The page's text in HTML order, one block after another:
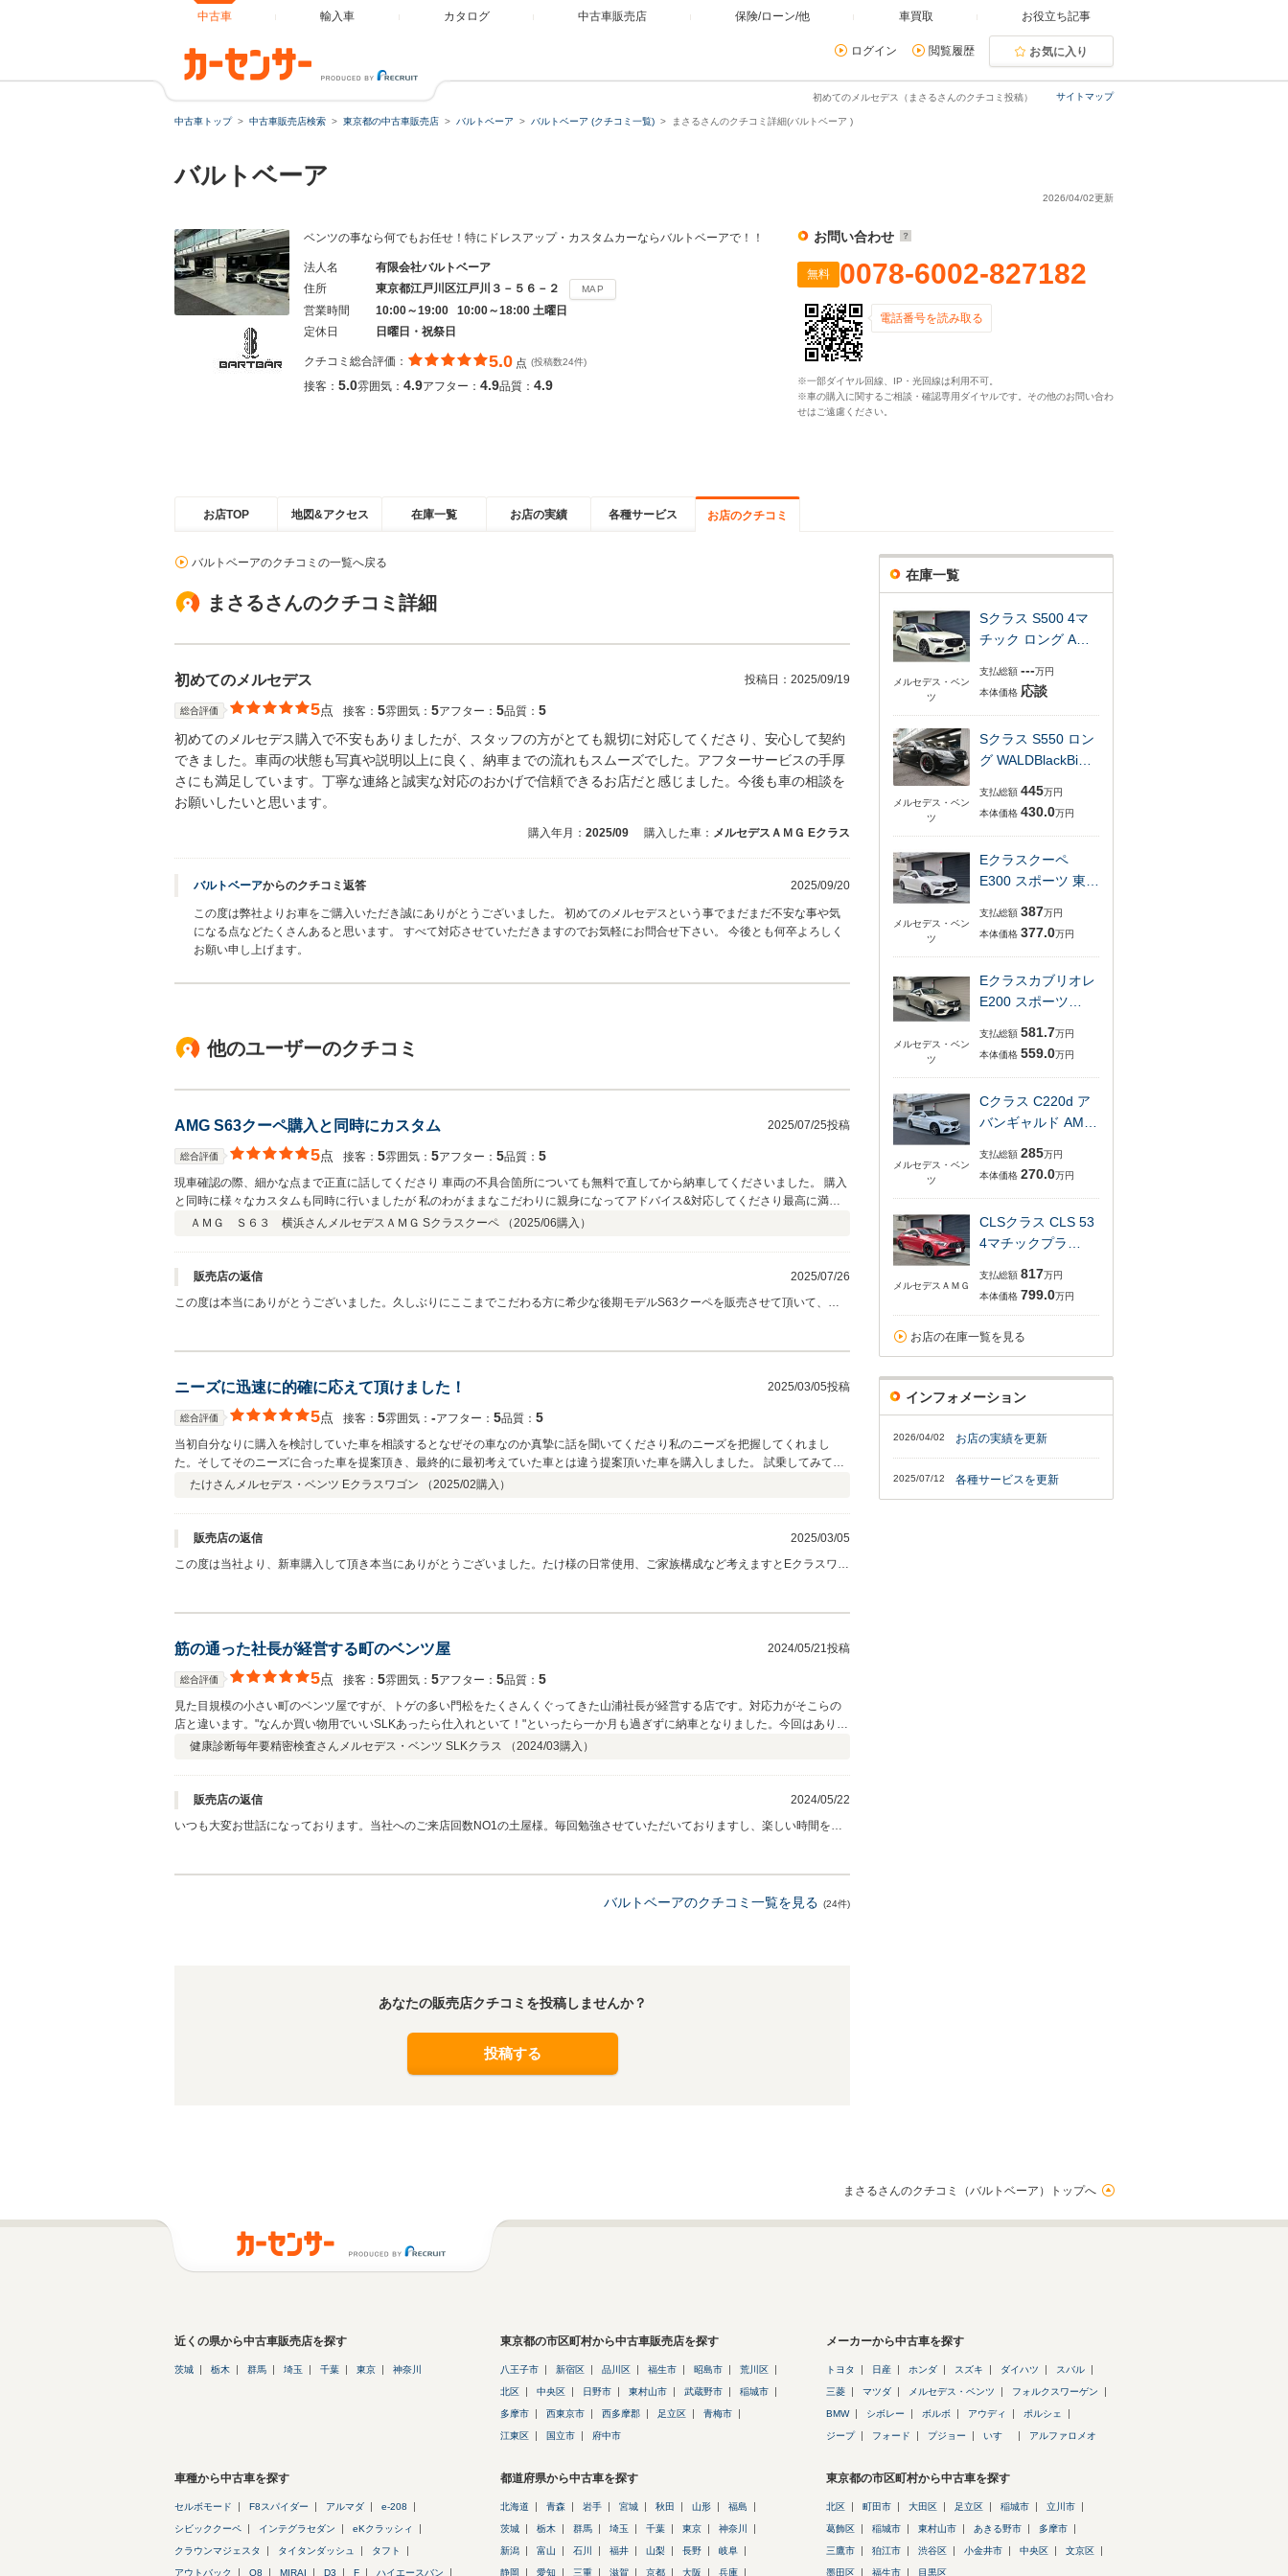
中古車 輸入車 カタログ 中古車販売店 保険/ローン/他 車買取 お役立ち記事
ログイン 閲覧履歴 お気に入り
サイトマップ
初めてのメルセデス（まさるさんのクチコミ投稿）
中古車トップ 中古車販売店検索 東京都の中古車販売店 バルトベーア バルトベーア (クチコミ一覧) まさるさんのクチコミ詳細(バルトベーア )
バルトベーア
2026/04/02更新
ベンツの事なら何でもお任せ！特にドレスアップ・カスタムカーならバルトベーアで！！
法人名
有限会社バルトベーア
住所
東京都江戸川区江戸川３－５６－２ MAP
営業時間
10:00～19:00 10:00～18:00 土曜日
定休日
日曜日・祝祭日
クチコミ総合評価： 5.0 点 (投稿数24件)
接客： 5.0雰囲気： 4.9アフター： 4.9品質： 4.9
お問い合わせ
無料 0078-6002-827182
電話番号を読み取る
※一部ダイヤル回線、IP・光回線は利用不可。
※車の購入に関するご相談・確認専用ダイヤルです。その他のお問い合わ
せはご遠慮ください。
お店TOP 地図&アクセス 在庫一覧 お店の実績 各種サービス お店のクチコミ
バルトベーアのクチコミの一覧へ戻る
まさるさんのクチコミ詳細
初めてのメルセデス 投稿日： 2025/09/19
総合評価 5点 接客： 5雰囲気： 5アフター： 5品質： 5
初めてのメルセデス購入で不安もありましたが、スタッフの方がとても親切に対応してくださり、安心して契約
できました。車両の状態も写真や説明以上に良く、納車までの流れもスムーズでした。アフターサービスの手厚
さにも満足しています。丁寧な連絡と誠実な対応のおかげで信頼できるお店だと感じました。今後も車の相談を
お願いしたいと思います。
購入年月： 2025/09 購入した車： メルセデスＡＭＧ Eクラス
バルトベーアからのクチコミ返答 2025/09/20
この度は弊社よりお車をご購入いただき誠にありがとうございました。 初めてのメルセデスという事でまだまだ不安な事や気
になる点などたくさんあると思います。 すべて対応させていただきますのでお気軽にお問合せ下さい。 今後とも何卒よろしく
お願い申し上げます。
他のユーザーのクチコミ
AMG S63クーペ購入と同時にカスタム 2025/07/25投稿
総合評価 5点 接客： 5雰囲気： 5アフター： 5品質： 5
現車確認の際、細かな点まで正直に話してくださり 車両の不具合箇所についても無料で直してから納車してくださいました。 購入
と同時に様々なカスタムも同時に行いましたが 私のわがままなこだわりに親身になってアドバイス&対応してくださり最高に満足
のいく仕上がりとなりました。また、納車までの間、カスタムや点検の進捗状況を画像で送ってくださり、ワクワク感が止まりま
トホームな感じで 代表の方の人柄がショップ全体に出ており どんな小さなことでも気軽に相談できるのも良い点です。 保証につい
ても、エンジン、ミッション、デフ等の部分からエアコン、パワーウィンドウ等の電装系までを含む安心の保証が付いており、実
ＡＭＧ Ｓ６３ 横浜さん メルセデスＡＭＧ Sクラスクーペ （2025/06購入）
販売店の返信
2025/07/26
この度は本当にありがとうございました。久しぶりにここまでこだわる方に希少な後期モデルS63クーペを販売させて頂いて、と
ニーズに迅速に的確に応えて頂けました！ 2025/03/05投稿
総合評価 5点 接客： 5雰囲気： ‐アフター： 5品質： 5
当初自分なりに購入を検討していた車を相談するとなぜその車なのか真摯に話を聞いてくださり私のニーズを把握してくれまし
た。そしてそのニーズに合った車を提案頂き、最終的に最初考えていた車とは違う提案頂いた車を購入しました。 試乗してみて、
まさに私のニーズとピッタリの車で驚くとともに、車庫の大きさなども細かく確認してくださり、実際購入後も困ることなく満足
ます。
たけさん メルセデス・ベンツ Eクラスワゴン （2025/02購入）
販売店の返信
2025/03/05
この度は当社より、新車購入して頂き本当にありがとうございました。たけ様の日常使用、ご家族構成など考えますとEクラスワゴ
筋の通った社長が経営する町のベンツ屋 2024/05/21投稿
総合評価 5点 接客： 5雰囲気： 5アフター： 5品質： 5
見た目規模の小さい町のベンツ屋ですが、トゲの多い門松をたくさんくぐってきた山浦社長が経営する店です。対応力がそこらの
店と違います。"なんか買い物用でいいSLKあったら仕入れといて！"といったら一か月も過ぎずに納車となりました。今回はありが
とうございました。
健康診断毎年要精密検査さん メルセデス・ベンツ SLKクラス （2024/03購入）
販売店の返信
2024/05/22
いつも大変お世話になっております。当社へのご来店回数NO1の土屋様。毎回勉強させていただいておりますし、楽しい時間をあ
バルトベーアのクチコミ一覧を見る (24件)
あなたの販売店クチコミを投稿しませんか？
投稿する
在庫一覧
メルセデス・ベン
ツ
Sクラス S500 4マ
チック ロング A…
支払総額 ---万円
本体価格 応談
メルセデス・ベン
ツ
Sクラス S550 ロン
グ WALDBlackBi…
支払総額 445万円
本体価格 430.0万円
メルセデス・ベン
ツ
Eクラスクーペ
E300 スポーツ 東…
支払総額 387万円
本体価格 377.0万円
メルセデス・ベン
ツ
Eクラスカブリオレ
E200 スポーツ…
支払総額 581.7万円
本体価格 559.0万円
メルセデス・ベン
ツ
Cクラス C220d ア
バンギャルド AM…
支払総額 285万円
本体価格 270.0万円
メルセデスＡＭＧ
CLSクラス CLS 53
4マチックプラ…
支払総額 817万円
本体価格 799.0万円
お店の在庫一覧を見る
インフォメーション
2026/04/02 お店の実績を更新
2025/07/12 各種サービスを更新
まさるさんのクチコミ（バルトベーア）トップへ
近くの県から中古車販売店を探す
茨城 栃木 群馬 埼玉 千葉 東京 神奈川
東京都の市区町村から中古車販売店を探す
八王子市 新宿区 品川区 福生市 昭島市 荒川区
北区 中央区 日野市 東村山市 武蔵野市 稲城市
多摩市 西東京市 西多摩郡 足立区 青梅市
江東区 国立市 府中市
メーカーから中古車を探す
トヨタ 日産 ホンダ スズキ ダイハツ スバル
三菱 マツダ メルセデス・ベンツ フォルクスワーゲン
BMW シボレー ボルボ アウディ ポルシェ
ジープ フォード プジョー いすゞ アルファロメオ
車種から中古車を探す
セルボモード F8スパイダー アルマダ e-208
シビッククーペ インテグラセダン eKクラッシィ
クラウンマジェスタ タイタンダッシュ タフト
アウトバック Q8 MIRAI D3 F ハイエースバン
都道府県から中古車を探す
北海道 青森 岩手 宮城 秋田 山形 福島
茨城 栃木 群馬 埼玉 千葉 東京 神奈川
新潟 富山 石川 福井 山梨 長野 岐阜
静岡 愛知 三重 滋賀 京都 大阪 兵庫
東京都の市区町村から中古車を探す
北区 町田市 大田区 足立区 稲城市 立川市
葛飾区 稲城市 東村山市 あきる野市 多摩市
三鷹市 狛江市 渋谷区 小金井市 中央区 文京区
墨田区 福生市 目黒区